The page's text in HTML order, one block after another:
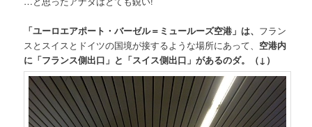
「ユーロエアポート・バーゼル＝ミュールーズ空港」は、 フラン
スとスイスとドイツの国境が接するような場所にあって、 空港内
に「フランス側出口」と「スイス側出口」があるのダ。（↓）